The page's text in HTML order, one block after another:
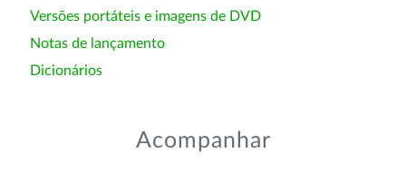
Versões portáteis e imagens de DVD
Notas de lançamento
Dicionários
Acompanhar